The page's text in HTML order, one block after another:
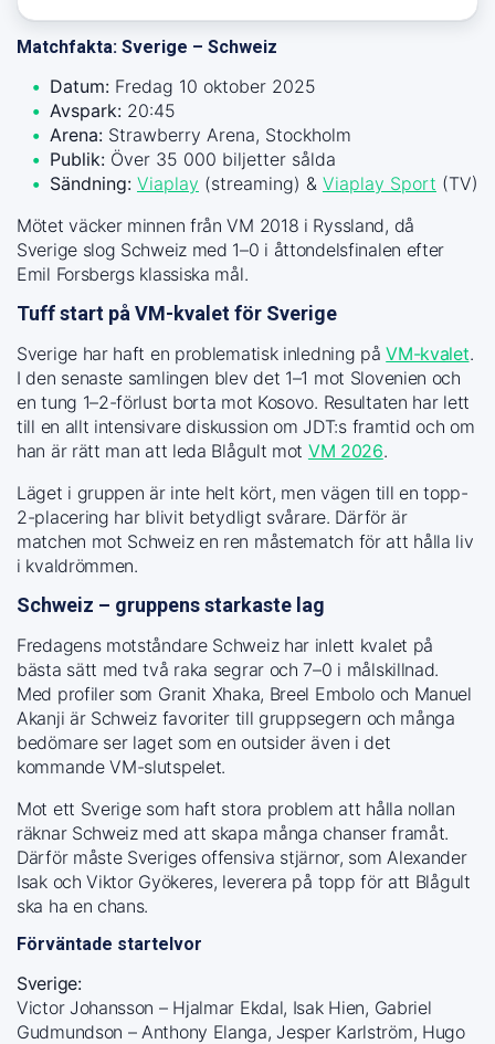
Matchfakta: Sverige – Schweiz
Datum: Fredag 10 oktober 2025
Avspark: 20:45
Arena: Strawberry Arena, Stockholm
Publik: Över 35 000 biljetter sålda
Sändning: Viaplay (streaming) & Viaplay Sport (TV)
Mötet väcker minnen från VM 2018 i Ryssland, då
Sverige slog Schweiz med 1–0 i åttondelsfinalen efter
Emil Forsbergs klassiska mål.
Tuff start på VM-kvalet för Sverige
Sverige har haft en problematisk inledning påVM-kvalet.
I den senaste samlingen blev det 1–1 mot Slovenien och
en tung 1–2-förlust borta mot Kosovo. Resultaten har lett
till en allt intensivare diskussion om JDT:s framtid och om
han är rätt man att leda Blågult mot VM 2026.
Läget i gruppen är inte helt kört, men vägen till en topp-
2-placering har blivit betydligt svårare. Därför är
matchen mot Schweiz en ren måstematch för att hålla liv
i kvaldrömmen.
Schweiz – gruppens starkaste lag
Fredagens motståndare Schweiz har inlett kvalet på
bästa sätt med två raka segrar och 7–0 i målskillnad.
Med profiler som Granit Xhaka, Breel Embolo och Manuel
Akanji är Schweiz favoriter till gruppsegern och många
bedömare ser laget som en outsider även i det
kommande VM-slutspelet.
Mot ett Sverige som haft stora problem att hålla nollan
räknar Schweiz med att skapa många chanser framåt.
Därför måste Sveriges offensiva stjärnor, som Alexander
Isak och Viktor Gyökeres, leverera på topp för att Blågult
ska ha en chans.
Förväntade startelvor
Sverige:
Victor Johansson – Hjalmar Ekdal, Isak Hien, Gabriel
Gudmundson – Anthony Elanga, Jesper Karlström, Hugo